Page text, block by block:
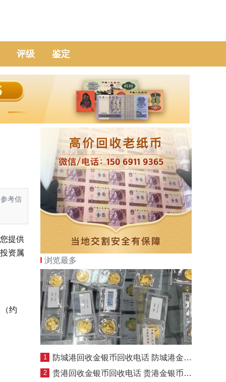
评级 鉴定
考信
提供
资属
约
浏览最多
1 防城港回收金银币回收电话 防城港金银币回收渠道
2 贵港回收金银币回收电话 贵港金银币回收渠道